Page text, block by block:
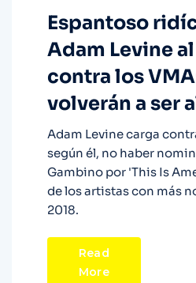
Espantoso
Adam Levine
contra los
volverán a ser
Adam Levine carga
según él, no haber
Gambino por 'This Is
de los artistas con más
2018.
Read
More